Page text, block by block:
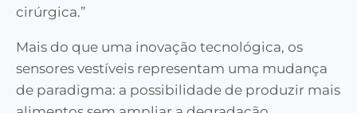
cirúrgica.”
Mais do que uma inovação tecnológica, os
sensores vestíveis representam uma mudança
de paradigma: a possibilidade de produzir mais